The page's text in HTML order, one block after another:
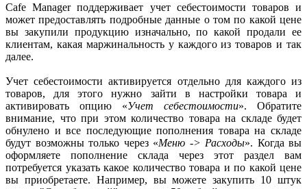
Cafe Manager поддерживает учет себестоимости товаров и
может предоставлять подробные данные о том по какой цене
вы закупили продукцию изначально, по какой продали ее
клиентам, какая маржинальность у каждого из товаров и так
далее.
Учет себестоимости активируется отдельно для каждого из
товаров, для этого нужно зайти в настройки товара и
активировать опцию «Учет себестоимости». Обратите
внимание, что при этом количество товара на складе будет
обнулено и все последующие пополнения товара на складе
будут возможны только через «Меню -> Расходы». Когда вы
оформляете пополнение склада через этот раздел вам
потребуется указать какое количество товара и по какой цене
вы приобретаете. Например, вы можете закупить 10 штук